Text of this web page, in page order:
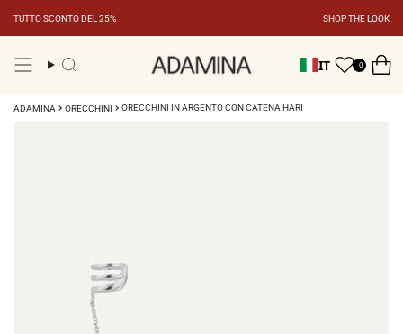
contenuto
TUTTO SCONTO DEL 25% SHOP THE LOOK
Ricerca IT 0
ADAMINA ORECCHINI ORECCHINI IN ARGENTO CON CATENA HARI